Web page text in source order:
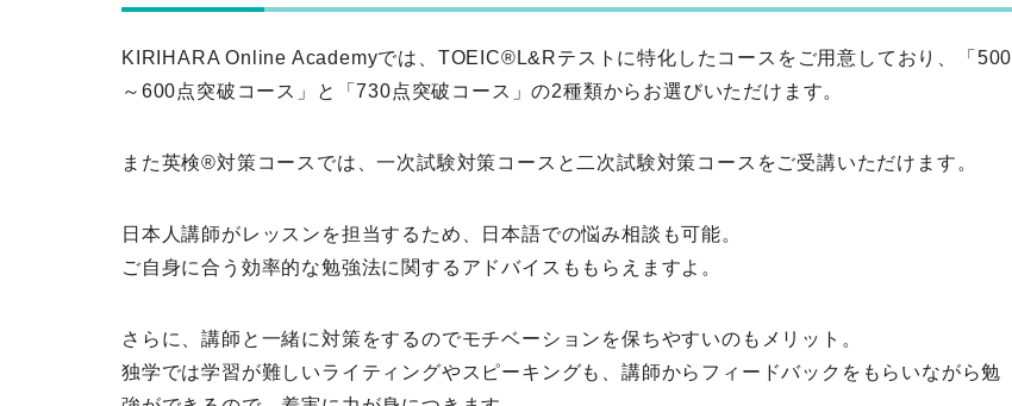
KIRIHARA Online Academyでは、TOEIC®L&Rテストに特化したコースをご用意しており、「500
～600点突破コース」と「730点突破コース」の2種類からお選びいただけます。
また英検®対策コースでは、一次試験対策コースと二次試験対策コースをご受講いただけます。
日本人講師がレッスンを担当するため、日本語での悩み相談も可能。
ご自身に合う効率的な勉強法に関するアドバイスももらえますよ。
さらに、講師と一緒に対策をするのでモチベーションを保ちやすいのもメリット。
独学では学習が難しいライティングやスピーキングも、講師からフィードバックをもらいながら勉